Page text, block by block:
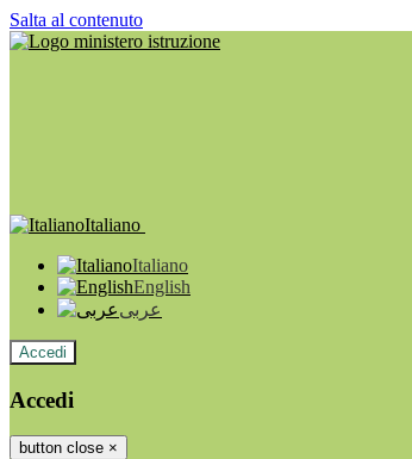
Salta al contenuto
Italiano
Italiano
English
عربى
Accedi
Accedi
button close ×